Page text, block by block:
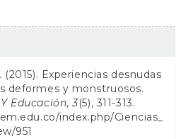
(2015). Experiencias desnudas
deformes y monstruosos.
Educación,3(5), 311-313.
index.php/Ciencias_
951